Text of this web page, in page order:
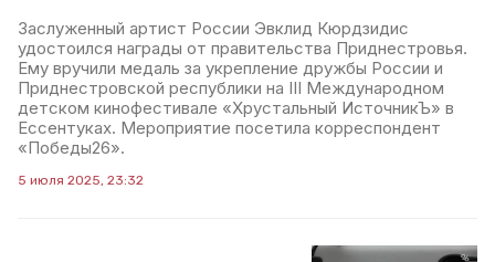
Заслуженный артист России Эвклид Кюрдзидис
удостоился награды от правительства Приднестровья.
Ему вручили медаль за укрепление дружбы России и
Приднестровской республики на III Международном
детском кинофестивале «Хрустальный ИсточникЪ» в
Ессентуках. Мероприятие посетила корреспондент
«Победы26».
5 июля 2025, 23:32